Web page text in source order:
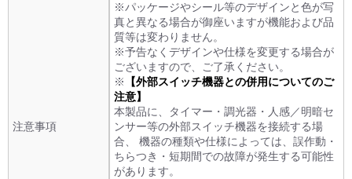
注意事項
※パッケージやシール等のデザインと色が写
真と異なる場合が御座いますが機能および品
質等は変わりません。
※予告なくデザインや仕様を変更する場合が
ございますので、ご了承ください。
※
【外部スイッチ機器との併用についてのご
注意】
本製品に、タイマー・調光器・人感／明暗セ
ンサー等の外部スイッチ機器を接続する場
合、 機器の種類や仕様によっては、誤作動・
ちらつき・短期間での故障が発生する可能性
があります。